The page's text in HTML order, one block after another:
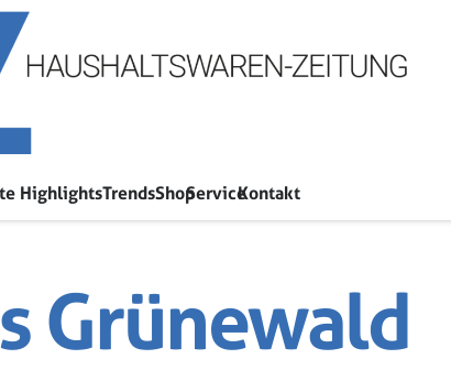
HighlightsTrendsShopServiceKontakt
Grünewald